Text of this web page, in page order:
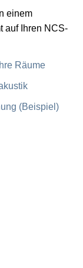
einem
auf Ihren NCS-
Räume
(Beispiel)